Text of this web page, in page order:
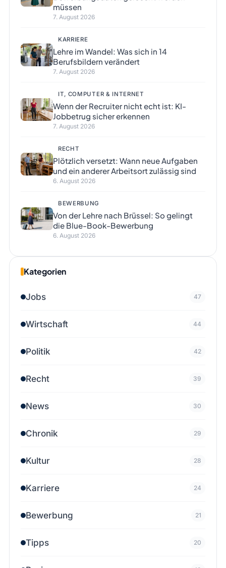
müssen
7. August 2026
KARRIERE
Lehre im Wandel: Was sich in 14
Berufsbildern verändert
7. August 2026
IT, COMPUTER & INTERNET
Wenn der Recruiter nicht echt ist: KI-
Jobbetrug sicher erkennen
7. August 2026
RECHT
Plötzlich versetzt: Wann neue Aufgaben
und ein anderer Arbeitsort zulässig sind
6. August 2026
BEWERBUNG
Von der Lehre nach Brüssel: So gelingt
die Blue-Book-Bewerbung
6. August 2026
Kategorien
Jobs 47
Wirtschaft 44
Politik 42
Recht 39
News 30
Chronik 29
Kultur 28
Karriere 24
Bewerbung 21
Tipps 20